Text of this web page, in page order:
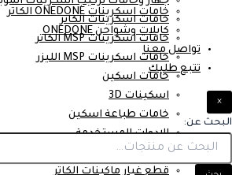
خامات اسكرينات الكاتر
خامات اسكرينات MSP الكاتر
خامات اسكرينات MSP الليزر
خامات اسكين
اسكينات 3D
خامات طباعة اسكين
الادوات المستخدمة
استاندات عرض
قطع غيار ماكينات الكاتر
خامات اسكرينات ONEDONE الكاتر
كابلات وشواحن ONEDONE
تواصل معنا
تتبع طلبك
×
البحث عن: